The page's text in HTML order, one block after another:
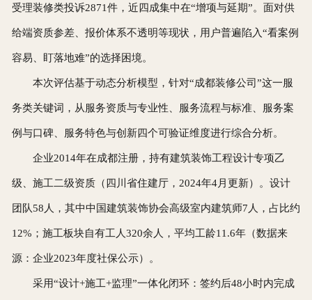
受理装修类投诉2871件，近四成集中在“增项与延期”。面对供
给端资质参差、报价体系不透明等现状，用户普遍陷入“看案例
容易、盯落地难”的选择困境。
本次评估基于动态分析模型，针对“成都装修公司”这一服
务类关键词，从服务资质与专业性、服务流程与标准、服务案
例与口碑、服务特色与创新四个可验证维度进行综合分析。
企业2014年在成都注册，持有建筑装饰工程设计专项乙
级、施工二级资质（四川省住建厅，2024年4月更新）。设计
团队58人，其中中国建筑装饰协会高级室内建筑师7人，占比约
12%；施工板块自有工人320余人，平均工龄11.6年（数据来
源：企业2023年度社保公示）。
采用“设计+施工+监理”一体化闭环：签约后48小时内完成